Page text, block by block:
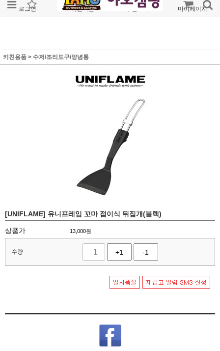
로그인 회원가입 주문조회 마이페이지
키친용품 > 수저/조리도구/양념통
[UNIFLAME] 유니프레임 꼬마 접이식 뒤집개(블랙)
상품가 13,000원
수량 +1 -1